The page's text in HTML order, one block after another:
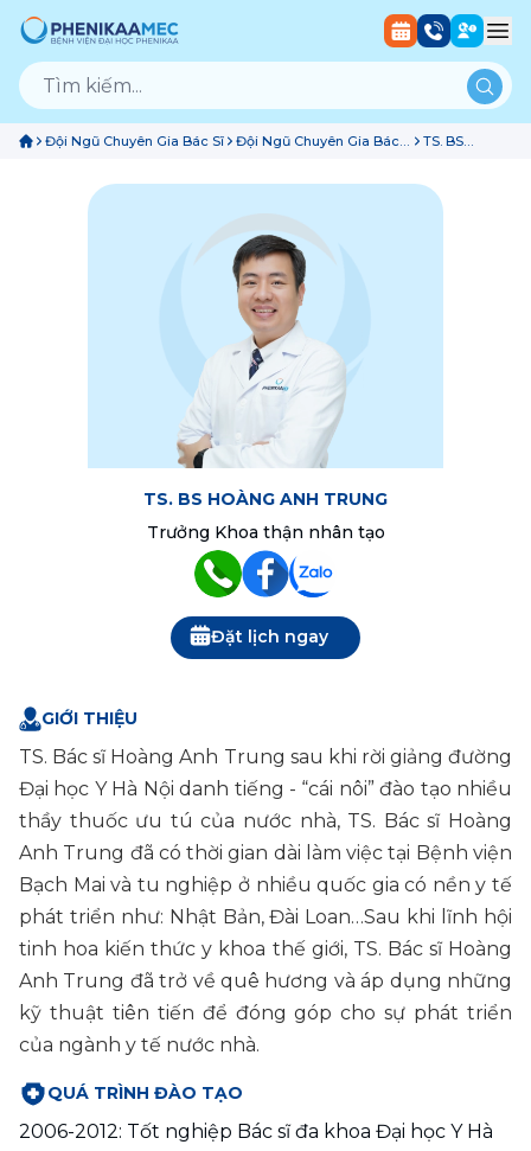
Đội Ngũ Chuyên Gia Bác Sĩ
Đội Ngũ Chuyên Gia Bác
TS. BS
TS. BS HOÀNG ANH TRUNG
Trưởng Khoa thận nhân tạo
Đặt lịch ngay
GIỚI THIỆU
TS. Bác sĩ Hoàng Anh Trung sau khi rời giảng đường
Đại học Y Hà Nội danh tiếng - “cái nôi” đào tạo nhiều
thầy thuốc ưu tú của nước nhà, TS. Bác sĩ Hoàng
Anh Trung đã có thời gian dài làm việc tại Bệnh viện
Bạch Mai và tu nghiệp ở nhiều quốc gia có nền y tế
phát triển như: Nhật Bản, Đài Loan…Sau khi lĩnh hội
tinh hoa kiến thức y khoa thế giới, TS. Bác sĩ Hoàng
Anh Trung đã trở về quê hương và áp dụng những
kỹ thuật tiên tiến để đóng góp cho sự phát triển
của ngành y tế nước nhà.
QUÁ TRÌNH ĐÀO TẠO
2006-2012: Tốt nghiệp Bác sĩ đa khoa Đại học Y Hà